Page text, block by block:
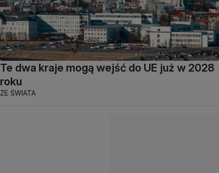
Te dwa kraje mogą wejść do UE już w 2028
roku
ZE ŚWIATA